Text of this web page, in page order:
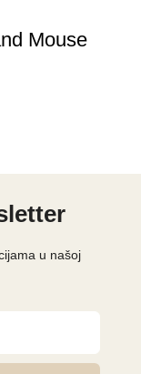
Mouse
u našoj